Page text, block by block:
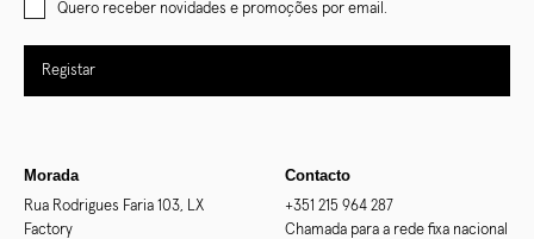
Quero receber novidades e promoções por email.
Registar
Morada
Rua Rodrigues Faria 103, LX
Factory
Contacto
+351 215 964 287
Chamada para a rede fixa nacional